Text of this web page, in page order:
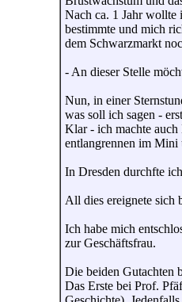
Nach ca. 1 Jahr wollte
bestimmte und mich
dem Schwarzmarkt
- An dieser Stelle
Nun, in einer
was soll ich sagen -
Klar - ich machte
entlangrennen im Mini
In Dresden durchfte
All dies ereignete sich
Ich habe mich
zur Geschäftsfrau.
Die beiden Gutachten
Das Erste bei Prof.